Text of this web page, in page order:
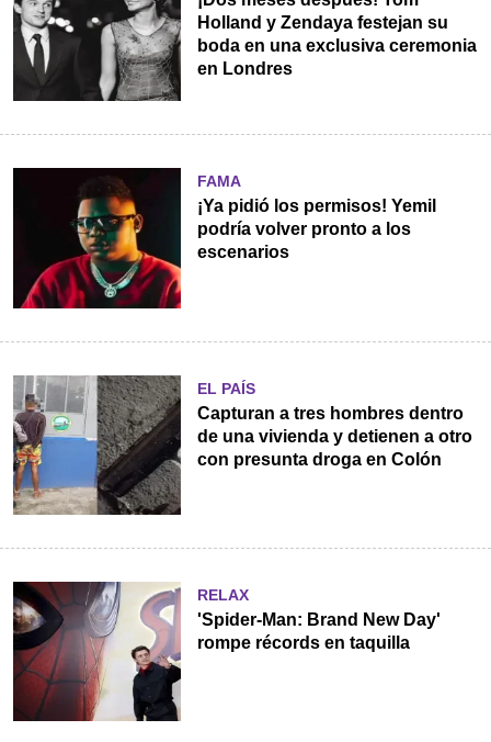
Holland y Zendaya festejan su
boda en una exclusiva ceremonia
en Londres
FAMA
¡Ya pidió los permisos! Yemil
podría volver pronto a los
escenarios
EL PAÍS
Capturan a tres hombres dentro
de una vivienda y detienen a otro
con presunta droga en Colón
RELAX
'Spider-Man: Brand New Day'
rompe récords en taquilla